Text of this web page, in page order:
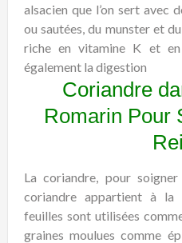
alsacien que l’on sert avec
ou sautées, du munster et
riche en vitamine K et
également la digestion
Coriandre
Romarin Pour
La coriandre, pour
coriandre appartient à la
feuilles sont utilisées
graines moulues comme